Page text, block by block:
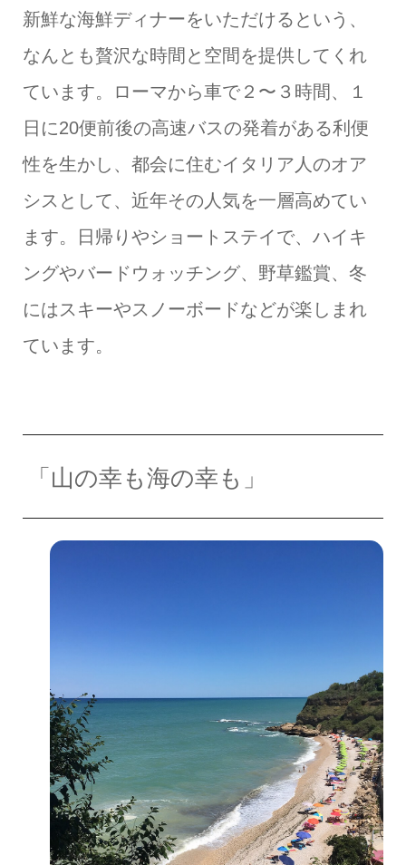
新鮮な海鮮ディナーをいただけるという、
なんとも贅沢な時間と空間を提供してくれ
ています。ローマから車で２〜３時間、１
日に20便前後の高速バスの発着がある利便
性を生かし、都会に住むイタリア人のオア
シスとして、近年その人気を一層高めてい
ます。日帰りやショートステイで、ハイキ
ングやバードウォッチング、野草鑑賞、冬
にはスキーやスノーボードなどが楽しまれ
ています。
「山の幸も海の幸も」